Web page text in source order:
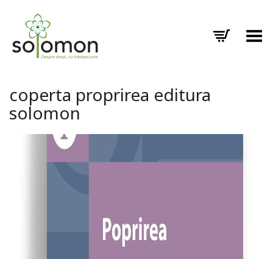
Toggle Menu
coperta proprirea editura
solomon